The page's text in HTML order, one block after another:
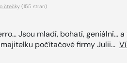
čtečky(155 stran)
Jsou mladí, bohatí, geniální…
počítačové firmy Julii...